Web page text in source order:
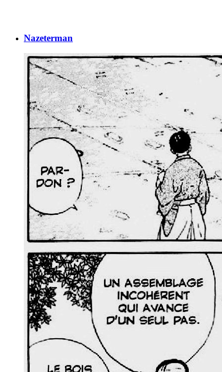
Nazeterman